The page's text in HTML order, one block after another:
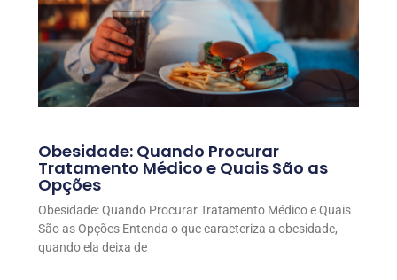
Obesidade: Quando Procurar
Tratamento Médico e Quais São as
Opções
Obesidade: Quando Procurar Tratamento Médico e Quais
São as Opções Entenda o que caracteriza a obesidade,
quando ela deixa de